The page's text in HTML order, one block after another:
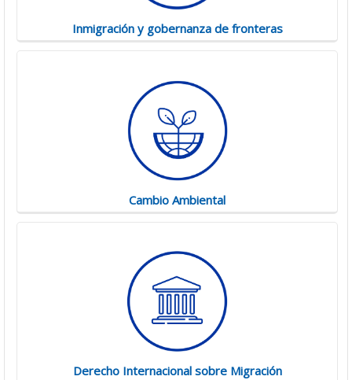
Inmigración y gobernanza de fronteras
Cambio Ambiental
Derecho Internacional sobre Migración